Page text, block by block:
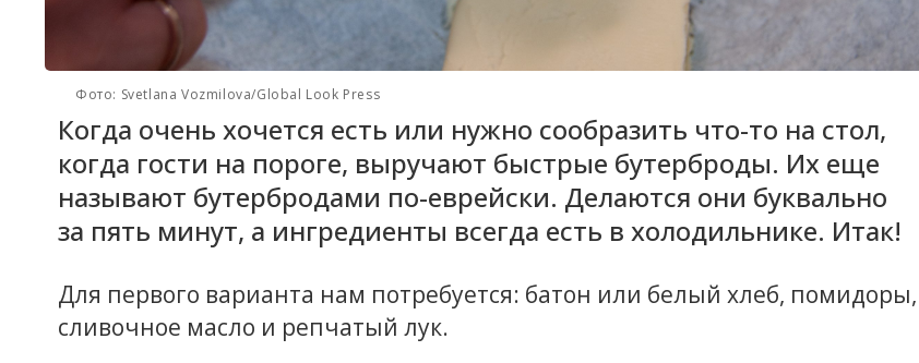
Фото: Svetlana Vozmilova/Global Look Press
Когда очень хочется есть или нужно сообразить что-то на стол,
когда гости на пороге, выручают быстрые бутерброды. Их еще
называют бутербродами по-еврейски. Делаются они буквально
за пять минут, а ингредиенты всегда есть в холодильнике. Итак!
Для первого варианта нам потребуется: батон или белый хлеб, помидоры,
сливочное масло и репчатый лук.